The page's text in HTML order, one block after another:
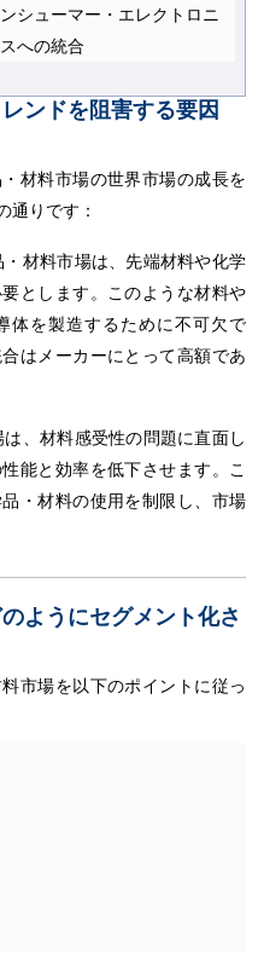
シューマー・エレクトロニ
への統合
ンドを阻害する要因
材料市場の世界市場の成長を
通りです：
材料市場は、先端材料や化学
とします。このような材料や
体を製造するために不可欠で
はメーカーにとって高額であ
、材料感受性の問題に直面し
能と効率を低下させます。こ
・材料の使用を制限し、市場
ようにセグメント化さ
市場を以下のポイントに従っ